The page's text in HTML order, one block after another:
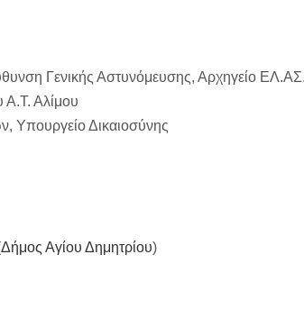
Γενικής Αστυνόμευσης, Αρχηγείο
Α.Τ. Αλίμου
Υπουργείο Δικαιοσύνης
Δήμος Αγίου Δημητρίου)